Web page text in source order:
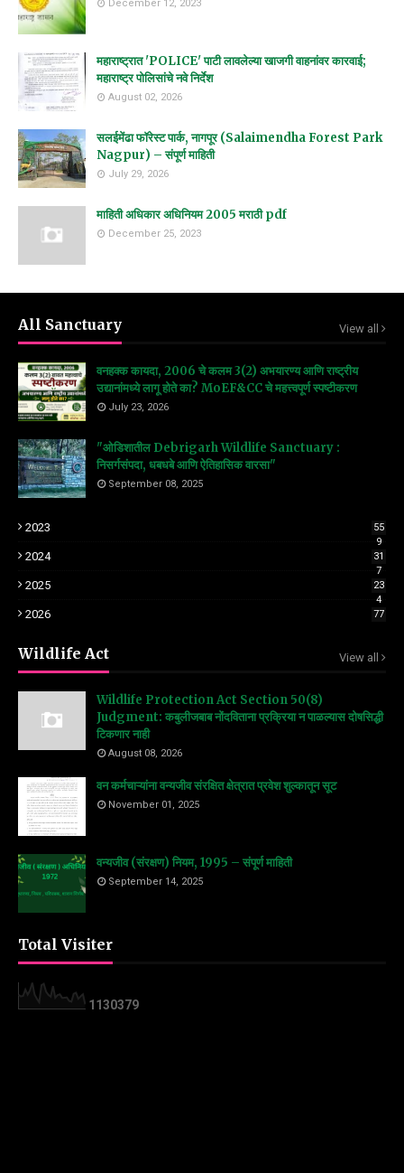
December 12, 2023
महाराष्ट्रात 'POLICE' पाटी लावलेल्या खाजगी वाहनांवर कारवाई;
महाराष्ट्र पोलिसांचे नवे निर्देश
August 02, 2026
सलईमेंढा फॉरेस्ट पार्क, नागपूर (Salaimendha Forest Park
Nagpur) – संपूर्ण माहिती
July 29, 2026
माहिती अधिकार अधिनियम 2005 मराठी pdf
December 25, 2023
All Sanctuary View all
वनहक्क कायदा, 2006 चे कलम 3(2) अभयारण्य आणि राष्ट्रीय
उद्यानांमध्ये लागू होते का? MoEF&CC चे महत्त्वपूर्ण स्पष्टीकरण
July 23, 2026
"ओडिशातील Debrigarh Wildlife Sanctuary :
निसर्गसंपदा, धबधबे आणि ऐतिहासिक वारसा"
September 08, 2025
2023
55
9
2024
31
7
2025
23
4
2026 77
Wildlife Act View all
Wildlife Protection Act Section 50(8)
Judgment: कबुलीजबाब नोंदविताना प्रक्रिया न पाळल्यास दोषसिद्धी
टिकणार नाही
August 08, 2026
वन कर्मचाऱ्यांना वन्यजीव संरक्षित क्षेत्रात प्रवेश शुल्कातून सूट
November 01, 2025
वन्यजीव (संरक्षण) नियम, 1995 – संपूर्ण माहिती
September 14, 2025
Total Visiter
1 130379